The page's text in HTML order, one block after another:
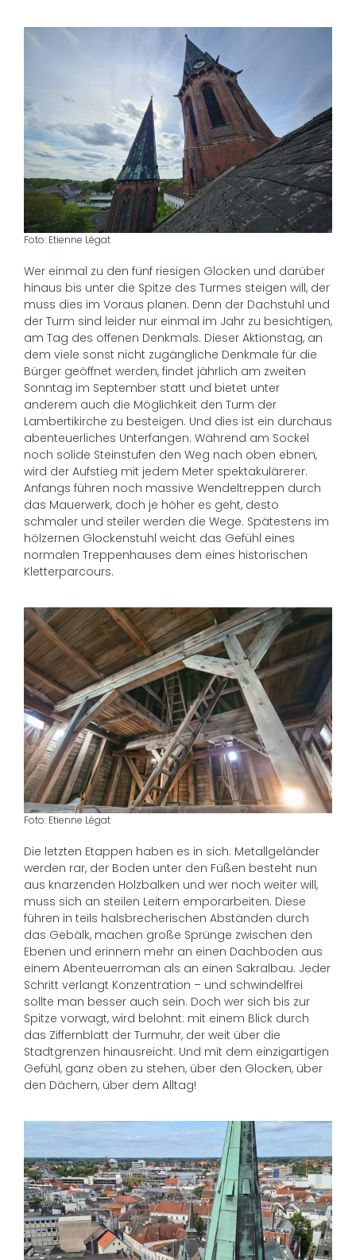
Foto: Etienne Légat
Wer einmal zu den fünf riesigen Glocken und darüber
hinaus bis unter die Spitze des Turmes steigen will, der
muss dies im Voraus planen. Denn der Dachstuhl und
der Turm sind leider nur einmal im Jahr zu besichtigen,
am Tag des offenen Denkmals. Dieser Aktionstag, an
dem viele sonst nicht zugängliche Denkmale für die
Bürger geöffnet werden, findet jährlich am zweiten
Sonntag im September statt und bietet unter
anderem auch die Möglichkeit den Turm der
Lambertikirche zu besteigen. Und dies ist ein durchaus
abenteuerliches Unterfangen. Während am Sockel
noch solide Steinstufen den Weg nach oben ebnen,
wird der Aufstieg mit jedem Meter spektakulärerer.
Anfangs führen noch massive Wendeltreppen durch
das Mauerwerk, doch je höher es geht, desto
schmaler und steiler werden die Wege. Spätestens im
hölzernen Glockenstuhl weicht das Gefühl eines
normalen Treppenhauses dem eines historischen
Kletterparcours.
Foto: Etienne Légat
Die letzten Etappen haben es in sich: Metallgeländer
werden rar, der Boden unter den Füßen besteht nun
aus knarzenden Holzbalken und wer noch weiter will,
muss sich an steilen Leitern emporarbeiten. Diese
führen in teils halsbrecherischen Abständen durch
das Gebälk, machen große Sprünge zwischen den
Ebenen und erinnern mehr an einen Dachboden aus
einem Abenteuerroman als an einen Sakralbau. Jeder
Schritt verlangt Konzentration – und schwindelfrei
sollte man besser auch sein. Doch wer sich bis zur
Spitze vorwagt, wird belohnt: mit einem Blick durch
das Ziffernblatt der Turmuhr, der weit über die
Stadtgrenzen hinausreicht. Und mit dem einzigartigen
Gefühl, ganz oben zu stehen, über den Glocken, über
den Dächern, über dem Alltag!